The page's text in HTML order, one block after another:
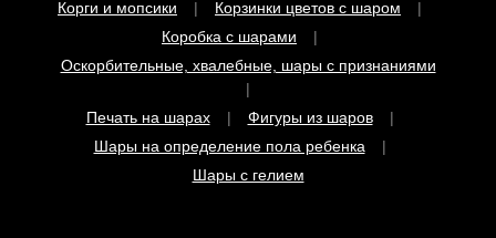
Оскорбительные, хвалебные, шары с признаниями
Печать на шарах
Фигуры из шаров
Шары на определение пола ребенка
Шары с гелием